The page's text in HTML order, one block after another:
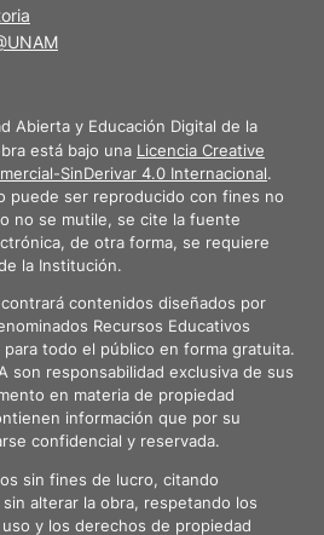
Abierta y Educación Digital de la
está bajo una Licencia Creative
SinDerivar 4.0 Internacional.
puede ser reproducido con fines no
no se mutile, se cite la fuente
de otra forma, se requiere
la Institución.
contenidos diseñados por
Recursos Educativos
todo el público en forma gratuita.
son responsabilidad exclusiva de sus
en materia de propiedad
información que por su
confidencial y reservada.
sin fines de lucro, citando
alterar la obra, respetando los
y los derechos de propiedad